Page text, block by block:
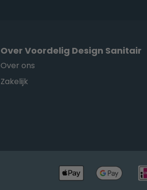
Over Voordelig Design Sanitair
Over ons
Zakelijk